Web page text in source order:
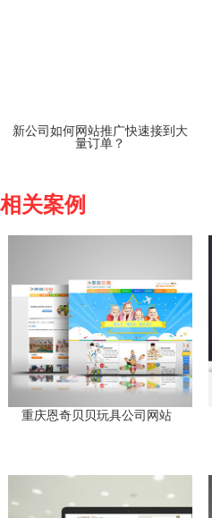
新公司如何网站推广快速接到大
量订单？
相关案例
重庆恩奇贝贝玩具公司网站